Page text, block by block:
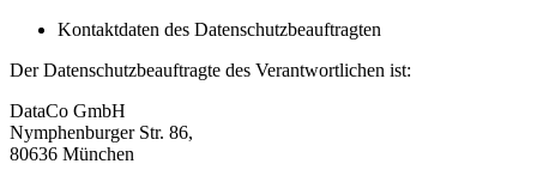
Kontaktdaten des Datenschutzbeauftragten
Der Datenschutzbeauftragte des Verantwortlichen ist:
DataCo GmbH
Nymphenburger Str. 86,
80636 München